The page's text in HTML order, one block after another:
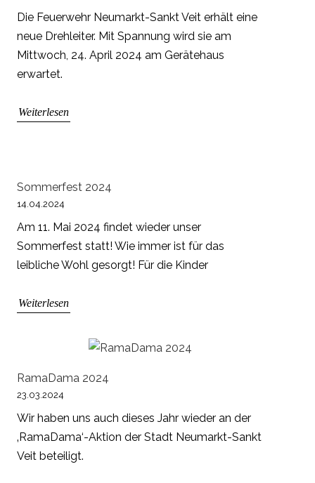
Die Feuerwehr Neumarkt-Sankt Veit erhält eine
neue Drehleiter. Mit Spannung wird sie am
Mittwoch, 24. April 2024 am Gerätehaus
erwartet.
Weiterlesen
Sommerfest 2024
14.04.2024
Am 11. Mai 2024 findet wieder unser
Sommerfest statt! Wie immer ist für das
leibliche Wohl gesorgt! Für die Kinder
Weiterlesen
RamaDama 2024
23.03.2024
Wir haben uns auch dieses Jahr wieder an der
‚RamaDama‘-Aktion der Stadt Neumarkt-Sankt
Veit beteiligt.